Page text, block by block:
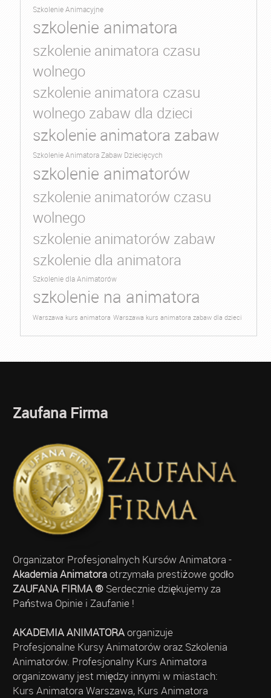
Szkolenie Animacyjne
szkolenie animatora
szkolenie animatora czasu
wolnego
szkolenie animatora czasu
wolnego zabaw dla dzieci
szkolenie animatora zabaw
Szkolenie Animatora Zabaw Dziecięcych
szkolenie animatorów
szkolenie animatorów czasu
wolnego
szkolenie animatorów zabaw
szkolenie dla animatora
Szkolenie dla Animatorów
szkolenie na animatora
Warszawa kurs animatora Warszawa kurs animatora zabaw dla dzieci
Zaufana Firma
Organizator Profesjonalnych Kursów Animatora -
Akademia Animatoraotrzymała prestiżowe godło
ZAUFANA FIRMA ®Serdecznie dziękujemy za
Państwa Opinie i Zaufanie !
AKADEMIA ANIMATORAorganizuje
Profesjonalne Kursy Animatorów oraz Szkolenia
Animatorów. Profesjonalny Kurs Animatora
organizowany jest między innymi w miastach:
Kurs Animatora Warszawa, Kurs Animatora